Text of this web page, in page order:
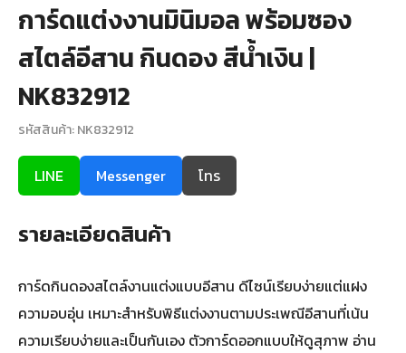
เกี่ยวกับเรา
บทความ
การ์ดแต่งงานมินิมอล พร้อมซอง
สไตล์อีสาน กินดอง สีน้ำเงิน |
NK832912
รหัสสินค้า: NK832912
LINE Messenger โทร
รายละเอียดสินค้า
การ์ดกินดองสไตล์งานแต่งแบบอีสาน ดีไซน์เรียบง่ายแต่แฝง
ความอบอุ่น เหมาะสำหรับพิธีแต่งงานตามประเพณีอีสานที่เน้น
ความเรียบง่ายและเป็นกันเอง ตัวการ์ดออกแบบให้ดูสุภาพ อ่าน